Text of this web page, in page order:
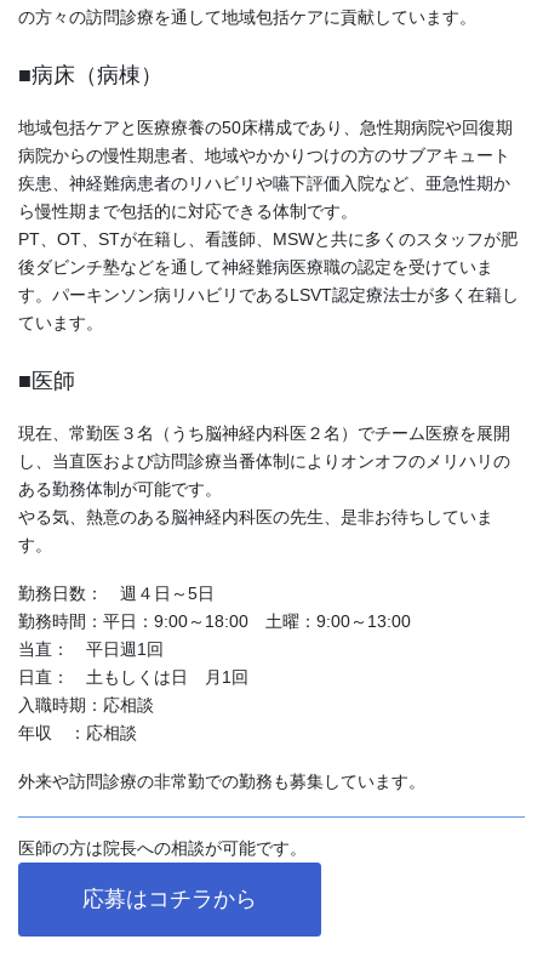
の方々の訪問診療を通して地域包括ケアに貢献しています。
■病床（病棟）
地域包括ケアと医療療養の50床構成であり、急性期病院や回復期
病院からの慢性期患者、地域やかかりつけの方のサブアキュート
疾患、神経難病患者のリハビリや嚥下評価入院など、亜急性期か
ら慢性期まで包括的に対応できる体制です。
PT、OT、STが在籍し、看護師、MSWと共に多くのスタッフが肥
後ダビンチ塾などを通して神経難病医療職の認定を受けていま
す。パーキンソン病リハビリであるLSVT認定療法士が多く在籍し
ています。
■医師
現在、常勤医３名（うち脳神経内科医２名）でチーム医療を展開
し、当直医および訪問診療当番体制によりオンオフのメリハリの
ある勤務体制が可能です。
やる気、熱意のある脳神経内科医の先生、是非お待ちしていま
す。
勤務日数： 週４日～5日
勤務時間：平日：9:00～18:00 土曜：9:00～13:00
当直： 平日週1回
日直： 土もしくは日 月1回
入職時期：応相談
年収 ：応相談
外来や訪問診療の非常勤での勤務も募集しています。
医師の方は院長への相談が可能です。
応募はコチラから